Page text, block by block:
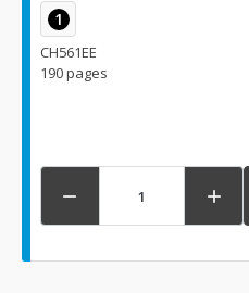
1
CH561EE
190 pages
 